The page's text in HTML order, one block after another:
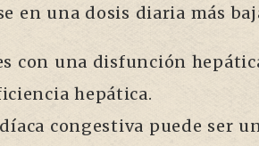
en una dosis diaria más
con una disfunción
hepática.
congestiva puede ser